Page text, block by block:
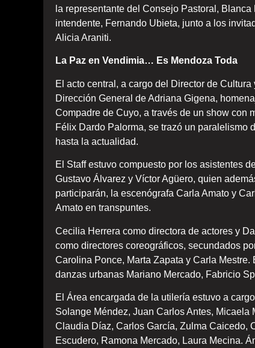
la representante del Consejo Pastoral,
intendente, Fernando Ubieta, junto a los
Alicia Araniti.
La Paz en Vendimia… Es Mendoza Toda
El acto central, a cargo del Director de
Dirección General de Adriana Gigena,
Compadre de Cuyo, a través de un show con
Félix Dardo Palorma, se trazó un paralelismo
hasta la actualidad.
El Staff estuvo compuesto por los asistentes
Gustavo Álvarez y Víctor Agüero, quien
participarán, la escenógrafa Carla Amato y
Amato en transpuntes.
Cecilia Herrera como directora de actores y
como directores coreográficos, secundados
Carolina Ponce, Marta Zapata y Carla
danzas urbanas Mariano Mercado, Fabricio
El Área encargada de la utilería estuvo a
Solange Méndez, Juan Carlos Antes,
Claudia Díaz, Carlos García, Zulma Caicedo,
Escudero, Ramona Mercado, Laura Mecina.